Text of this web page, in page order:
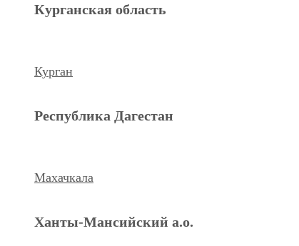
Курганская область
Курган
Республика Дагестан
Махачкала
Ханты-Мансийский а.о.